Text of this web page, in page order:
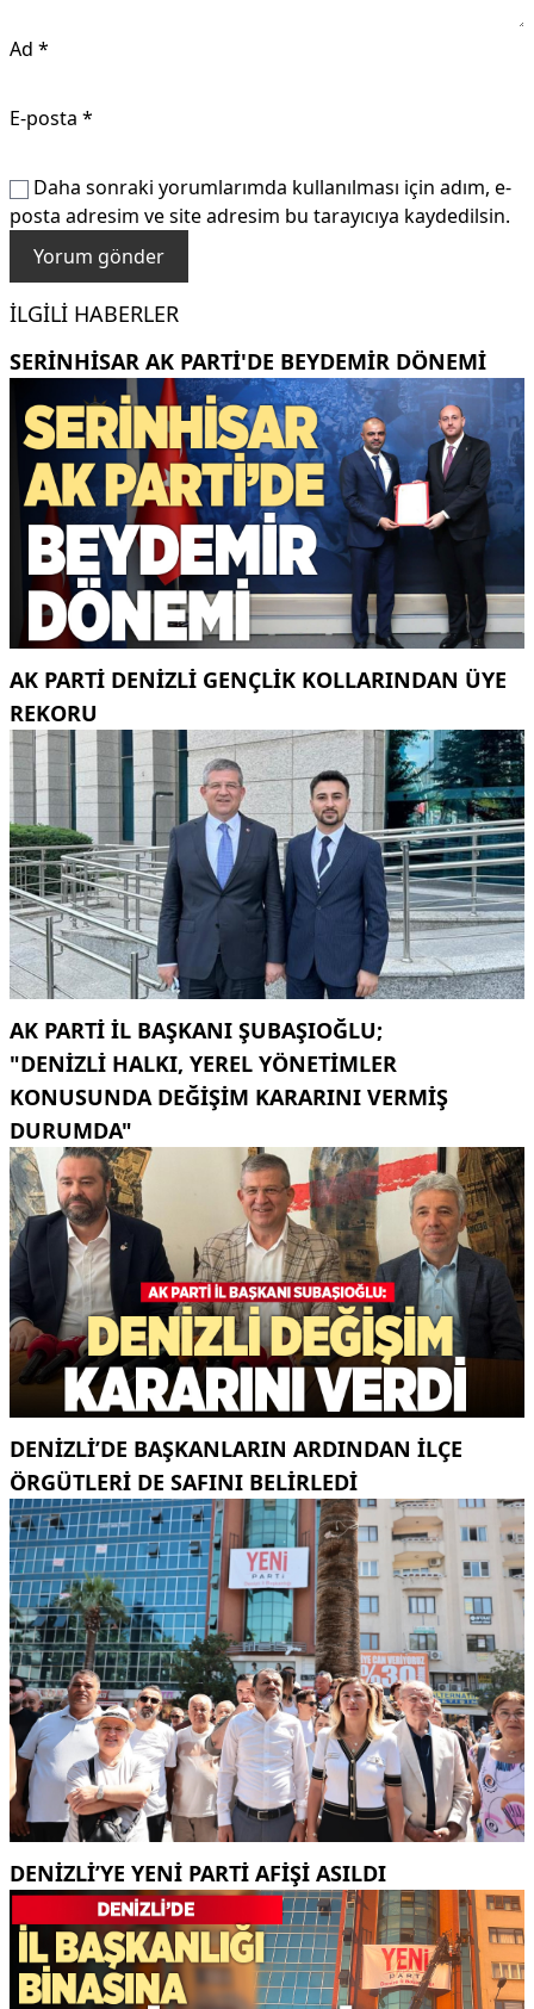
Ad *
E-posta *
Daha sonraki yorumlarımda kullanılması için adım, e-
posta adresim ve site adresim bu tarayıcıya kaydedilsin.
İLGILI HABERLER
SERINHISAR AK PARTI'DE BEYDEMIR DÖNEMI
AK PARTI DENIZLI GENÇLIK KOLLARINDAN ÜYE
REKORU
AK PARTI İL BAŞKANI ŞUBAŞIOĞLU;
"DENIZLI HALKI, YEREL YÖNETIMLER
KONUSUNDA DEĞIŞIM KARARINI VERMIŞ
DURUMDA"
DENIZLI’DE BAŞKANLARIN ARDINDAN ILÇE
ÖRGÜTLERI DE SAFINI BELIRLEDI
DENIZLI’YE YENI PARTI AFIŞI ASILDI